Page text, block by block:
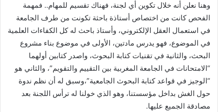
وهنا نعلن أنه خلال تكوين أي لجنة، فهناك تقسيم للمهام.. فمهمة
الفحص كانت من اختصاص أستاذة باحثة تكونت من طرف الجامعة
في استعمال العقل الإلكتروني، وأستاذ باحث له كل الكفاءات العلمية
في الموضوع، فهو يدرس مادتين، الأولى في موضوع بناء مشروع
البحث، والثانية في تقنيات كتابة البحوث، واصدر كتابين أولهما
“الامتحانات في الجامعة المغربية بين التقييم والتقويم”، والثاني هو
“الوجيز في قواعد كتابة البحوث الجامعية”،وسبق له أن نظم ندوة
حول الغش بداخل مؤسستنا، وهو الذي خولنا له ترأس اللجنة بعد
مصادقة الجميع عليها.